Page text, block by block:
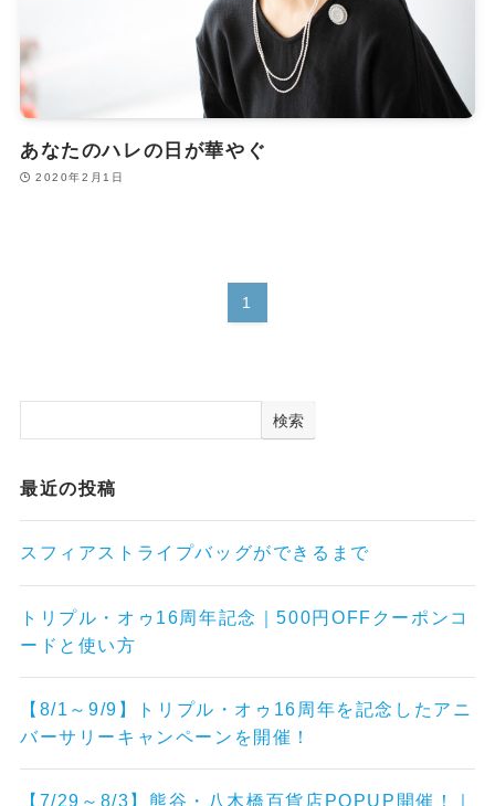
あなたのハレの日が華やぐ
2020年2月1日
1
検索
最近の投稿
スフィアストライプバッグができるまで
トリプル・オゥ16周年記念｜500円OFFクーポンコ
ードと使い方
【8/1～9/9】トリプル・オゥ16周年を記念したアニ
バーサリーキャンペーンを開催！
【7/29～8/3】熊谷・八木橋百貨店POPUP開催！｜